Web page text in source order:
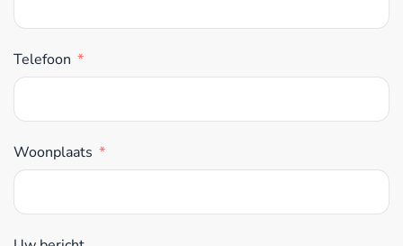
Telefoon
Woonplaats